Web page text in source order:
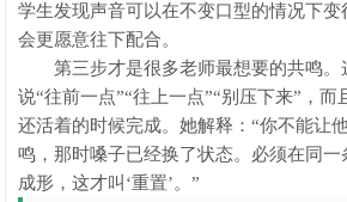
学生发现声音可以在不变口型的情况下
会更愿意往下配合。
第三步才是很多老师最想要的共鸣。
说“往前一点”“往上一点”“别压下来”，
还活着的时候完成。她解释：“你不能让
鸣，那时嗓子已经换了状态。必须在同
成形，这才叫‘重置’。”